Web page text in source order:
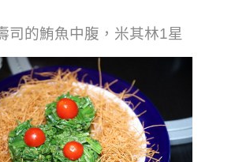
司的鮪魚中腹，米其林1星